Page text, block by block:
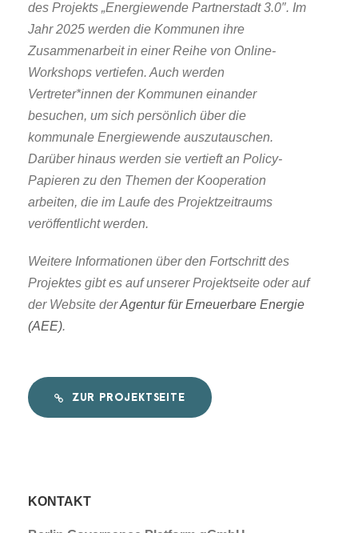
des Projekts „Energiewende Partnerstadt 3.0″. Im
Jahr 2025 werden die Kommunen ihre
Zusammenarbeit in einer Reihe von Online-
Workshops vertiefen. Auch werden
Vertreter*innen der Kommunen einander
besuchen, um sich persönlich über die
kommunale Energiewende auszutauschen.
Darüber hinaus werden sie vertieft an Policy-
Papieren zu den Themen der Kooperation
arbeiten, die im Laufe des Projektzeitraums
veröffentlicht werden.
Weitere Informationen über den Fortschritt des
Projektes gibt es auf unserer Projektseite oder auf
der Website derAgentur für Erneuerbare Energie
(AEE).
ZUR PROJEKTSEITE
KONTAKT